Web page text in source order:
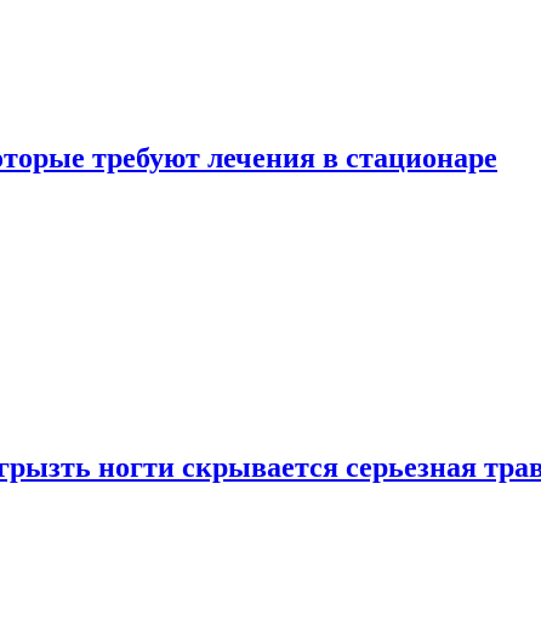
требуют лечения в стационаре
ногти скрывается серьезная